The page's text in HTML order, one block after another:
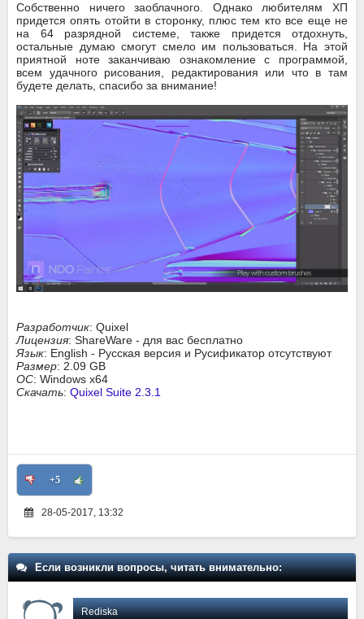
Собственно ничего заоблачного. Однако любителям ХП
придется опять отойти в сторонку, плюс тем кто все еще не
на 64 разрядной системе, также придется отдохнуть,
остальные думаю смогут смело им пользоваться. На этой
приятной ноте заканчиваю ознакомление с программой,
всем удачного рисования, редактирования или что в там
будете делать, спасибо за внимание!
Разработчик: Quixel
Лицензия: ShareWare - для вас бесплатно
Язык: English - Русская версия и Русификатор отсутствуют
Размер: 2.09 GB
ОС: Windows x64
Скачать: Quixel Suite 2.3.1
+5
28-05-2017, 13:32
Если возникли вопросы, читать внимательно:
Rediska